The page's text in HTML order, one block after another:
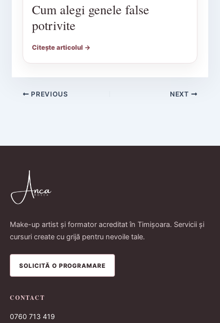
Cum alegi genele false
potrivite
Citește articolul →
PREVIOUS NEXT
Make-up artist și formator acreditat în Timișoara. Servicii și
cursuri create cu grijă pentru nevoile tale.
SOLICITĂ O PROGRAMARE
CONTACT
0760 713 419